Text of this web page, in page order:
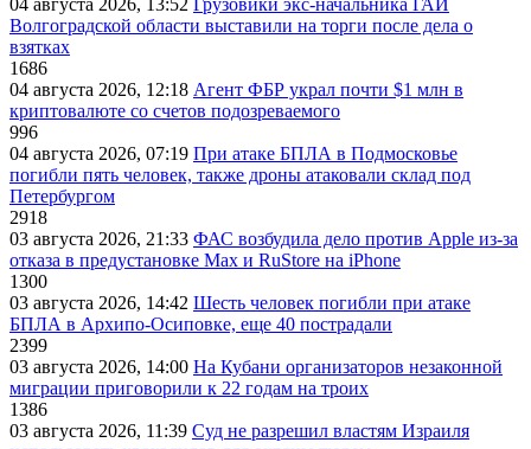
04 августа 2026, 13:52
Грузовики экс-начальника ГАИ
Волгоградской области выставили на торги после дела о
взятках
1686
04 августа 2026, 12:18 Агент ФБР украл почти $1 млн в
криптовалюте со счетов подозреваемого
996
04 августа 2026, 07:19 При атаке БПЛА в Подмосковье
погибли пять человек, также дроны атаковали склад под
Петербургом
2918
03 августа 2026, 21:33 ФАС возбудила дело против Apple из-за
отказа в предустановке Max и RuStore на iPhone
1300
03 августа 2026, 14:42 Шесть человек погибли при атаке
БПЛА в Архипо-Осиповке, еще 40 пострадали
2399
03 августа 2026, 14:00 На Кубани организаторов незаконной
миграции приговорили к 22 годам на троих
1386
03 августа 2026, 11:39 Суд не разрешил властям Израиля